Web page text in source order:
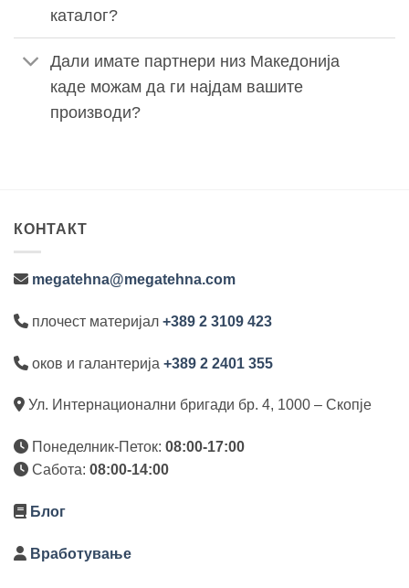
каталог?
Дали имате партнери низ Македонија
каде можам да ги најдам вашите
производи?
КОНТАКТ
megatehna@megatehna.com
плочест материјал +389 2 3109 423
оков и галантерија +389 2 2401 355
Ул. Интернационални бригади бр. 4, 1000 – Скопје
Понеделник-Петок: 08:00-17:00
Сабота: 08:00-14:00
Блог
Вработување